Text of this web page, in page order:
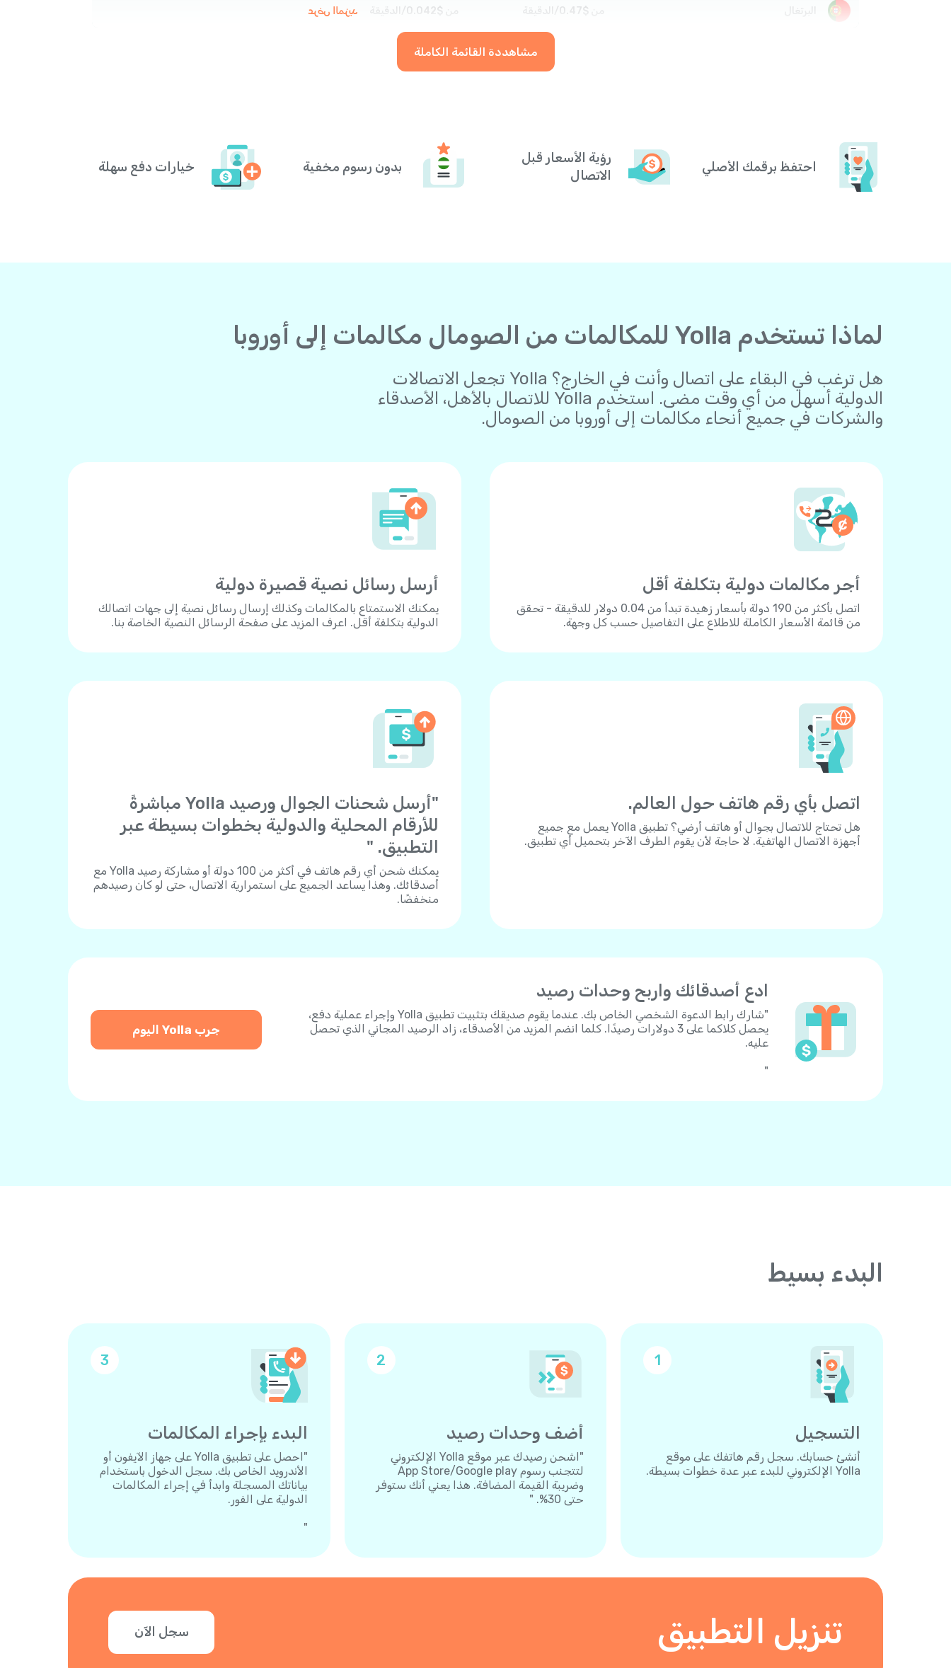
$
0.47
/
$
0.042
/ عرض المزيد
مشاهددة القائمة الكاملة
احتفظ برقمك الأصلي
رؤية الأسعار قبل
الاتصال
بدون رسوم مخفية خيارات دفع سهلة
لماذا تستخدم Yolla للمكالمات من الصومال مكالمات إلى أوروبا
هل ترغب في البقاء على اتصال وأنت في الخارج؟ Yolla تجعل الاتصالات
الدولية أسهل من أي وقت مضى. استخدم Yolla للاتصال بالأهل، الأصدقاء
والشركات في جميع أنحاء مكالمات إلى أوروبا من الصومال.
أجر مكالمات دولية بتكلفة أقل
اتصل بأكثر من 190 دولة بأسعار زهيدة تبدأ من 0.04 دولار للدقيقة - تحقق
من قائمة الأسعار الكاملة للاطلاع على التفاصيل حسب كل وجهة.
أرسل رسائل نصية قصيرة دولية
يمكنك الاستمتاع بالمكالمات وكذلك إرسال رسائل نصية إلى جهات اتصالك
الدولية بتكلفة أقل. اعرف المزيد على صفحة الرسائل النصية الخاصة بنا.
اتصل بأي رقم هاتف حول العالم.
هل تحتاج للاتصال بجوال أو هاتف أرضي؟ تطبيق Yolla يعمل مع جميع
أجهزة الاتصال الهاتفية. لا حاجة لأن يقوم الطرف الآخر بتحميل أي تطبيق.
"أرسل شحنات الجوال ورصيد Yolla مباشرةً
للأرقام المحلية والدولية بخطوات بسيطة عبر
التطبيق. "
يمكنك شحن أي رقم هاتف في أكثر من 100 دولة أو مشاركة رصيد Yolla مع
أصدقائك. وهذا يساعد الجميع على استمرارية الاتصال، حتى لو كان رصيدهم
منخفضًا.
ادع أصدقائك واربح وحدات رصيد
"شارك رابط الدعوة الشخصي الخاص بك. عندما يقوم صديقك بتثبيت تطبيق Yolla وإجراء عملية دفع،
يحصل كلاكما على 3 دولارات رصيدًا. كلما انضم المزيد من الأصدقاء، زاد الرصيد المجاني الذي تحصل
عليه.
"
جرب Yolla اليوم
البدء بسيط
1
التسجيل
أنشئ حسابك. سجل رقم هاتفك على موقع
Yolla الإلكتروني للبدء عبر عدة خطوات بسيطة.
2
أضف وحدات رصيد
"اشحن رصيدك عبر موقع Yolla الإلكتروني
لتتجنب رسوم App Store/Google play
وضريبة القيمة المضافة. هذا يعني أنك ستوفر
حتى 30%. "
3
البدء بإجراء المكالمات
"احصل على تطبيق Yolla على جهاز الآيفون أو
الأندرويد الخاص بك. سجل الدخول باستخدام
بياناتك المسجلة وابدأ في إجراء المكالمات
الدولية على الفور.
"
تنزيل التطبيق سجل الآن